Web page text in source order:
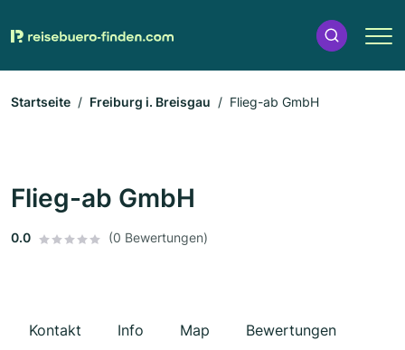
Startseite Freiburg i. Breisgau Flieg-ab GmbH
Flieg-ab GmbH
0.0 (0 Bewertungen)
Kontakt Info Map Bewertungen